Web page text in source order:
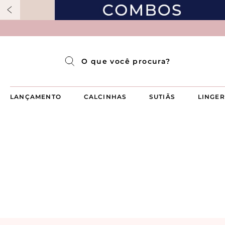
LANÇAMENTO CALCINHAS SUTIÃS
Pijama Longo Americado Aberto Luma
Pijama Capri Aberto
Pijama Curto Aberto